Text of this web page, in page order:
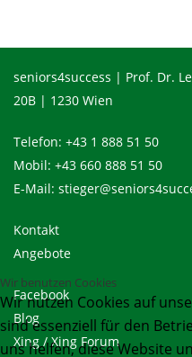
seniors4success | Prof. Dr.
20B | 1230 Wien
Telefon: +43 1 888 51 50
Mobil: +43 660 888 51 50
E-Mail:
Kontakt
Angebote
Facebook
Blog
Xing /Xing Forum
Wir benutzen Cookies
Wir nutzen Cookies auf
sind essenziell für den
uns helfen, diese Website